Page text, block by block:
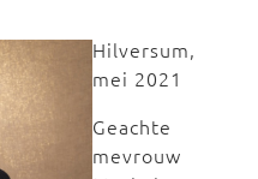
Hilversum,
mei 2021
Geachte
mevrouw